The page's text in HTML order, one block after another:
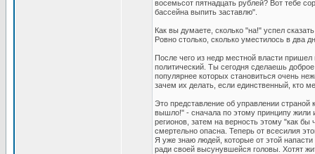
восемьсот пятнадцать рублей? Вот тебе
бассейна выпить заставлю".
Как вы думаете, сколько "на!" успел
Ровно столько, сколько уместилось в два
После чего из недр местной власти
политический. Ты сегодня сделаешь
популярнее которых становиться очень
зачем их делать, если единственный, кто
Это представление об управлении страной
вышло!" - сначала по этому принципу жили
регионов, затем на верность этому "как бы
смертельно опасна. Теперь от всесилия
Я уже знаю людей, которые от этой напасти
ради своей высунувшейся головы. Хотят